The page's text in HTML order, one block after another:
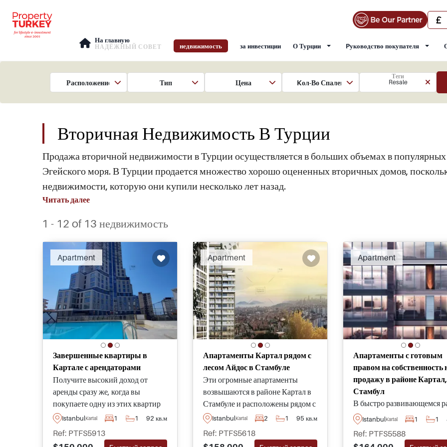
На главную
НАДЁЖНЫЙ СОВЕТ недвижимость за инвестиции О Турции Pуководство покупателя
Расположение Тип Цена Kол-Во Спален
Теги
Resale
Вторичная Недвижимость В Турции
Продажа вторичной недвижимости в Турции осуществляется в больших объемах в
Эгейского моря. В Турции продается множество хорошо оцененных вторичных домов,
недвижимости, которую они купили несколько лет назад.
Читать далее
1 - 12 of 13 недвижимость
Apartment
Завершенные квартиры в
Картале с арендаторами
Получите высокий доход от
аренды сразу же, когда вы
покупаете одну из этих квартир
для продажи в Картале на
- всего в нескольких минутах от
IstanbulKartal 1 1 92 кв.м
Ref: PTFS5913
Apartment
Апартаменты Картал рядом с
лесом Айдос в Стамбуле
Эти огромные апартаменты
возвышаются в районе Картал в
Стамбуле и расположены рядом с
лесом Айдос и всего в
Мраморного моря - доступны для
IstanbulKartal 2 1 95 кв.м
Ref: PTFS5618
Apartment
Апартаменты с готовым
правом на собственность
продажу в районе Картал,
Стамбул
В быстро развивающемся
Стамбула эти совершенно
апартаменты продаются в
Картале, откуда
IstanbulKartal 1 1
Ref: PTFS5588